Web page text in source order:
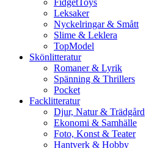
FidgetToys
Leksaker
Nyckelringar & Smått
Slime & Leklera
TopModel
Skönlitteratur
Romaner & Lyrik
Spänning & Thrillers
Pocket
Facklitteratur
Djur, Natur & Trädgård
Ekonomi & Samhälle
Foto, Konst & Teater
Hantverk & Hobby